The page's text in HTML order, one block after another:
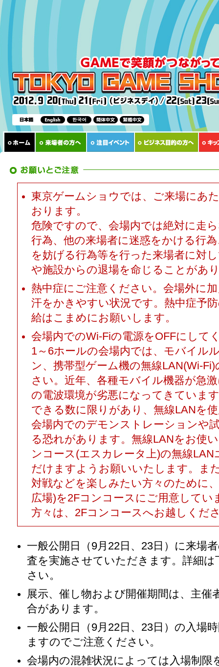
東京ゲームショウでは、ご来場にあ
おります。
危険ですので、会場内では絶対に走
行為、他の来場者に迷惑をかける行
を妨げる行為等を行った来場者に対
や施設からの退場を命じることがあ
熱中症にご注意ください。会場外に
汗をかきやすい状況です。熱中症予
給はこまめにお願いします。
会場内でのWi-Fiの電源をOFFにして
1～6ホールの会場内では、モバイル
ン、携帯型ゲーム機の無線LAN(Wi-
さい。近年、各種モバイル機器が急
の電波環境が劣悪になってきていま
できる数に限りがあり、無線LANを
会場内でのデモンストレーションや
る恐れがあります。無線LANをお使
ンコース(エスカレータ上)の無線
だけますようお願いいたします。ま
対戦などを楽しみたい方々のために
広場)を2Fコンコースにご用意してい
方々は、2Fコンコースへお越しくだ
一般公開日（9月22日、23日）に来場
査を実施させていただきます。詳細
さい。
展示、催し物および開催期間は、主催
合があります。
一般公開日（9月22日、23日）の入場
ますのでご注意ください。
会場内の混雑状況によっては入場制限